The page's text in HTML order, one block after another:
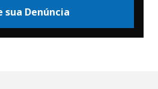
sua Denúncia